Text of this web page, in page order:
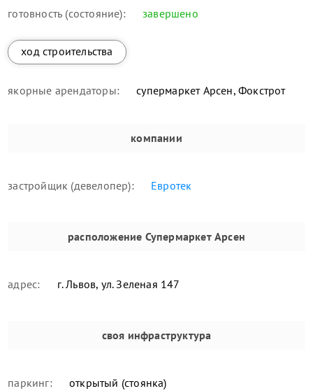
готовность (состояние): завершено
ход строительства
якорные арендаторы: супермаркет Арсен, Фокстрот
компании
застройщик (девелопер): Евротек
расположение Супермаркет Арсен
адрес: г. Львов, ул. Зеленая 147
своя инфраструктура
паркинг: открытый (стоянка)